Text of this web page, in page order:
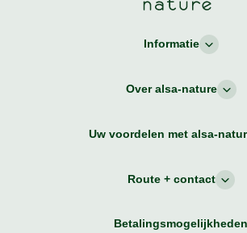
Informatie
Over alsa-nature
Uw voordelen met alsa-
Route + contact
Betalingsmogelijkheden